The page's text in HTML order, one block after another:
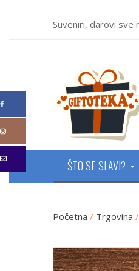
Suveniri, darovi sve
ŠTO SE SLAVI?
Početna / Trgovina /